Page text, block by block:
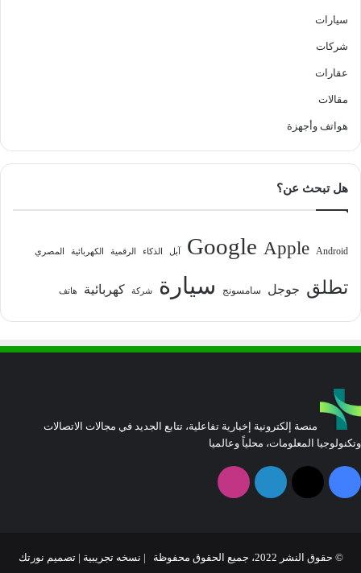
سيارات
شركات
عقارات
مقالات
هواتف وأجهزة
هل تبحث عن؟
Android
Apple
Google آبل الذكاء الرقمية الكهربائية المصري
تطلق جوجل سامسونج سيارة شركة كهربائية هاتف
منصة إلكترونية إخبارية تفاعلية، تتابع الجديد في مجالات الاتصالات
وتكنولوجيا المعلومات، محلياً وعالميا
فيسبوك
‫X لينكدإن انستقرام
© حقوق النشر 2022، جميع الحقوق محفوظة | نسخه تجريبية | تصميم نورتك